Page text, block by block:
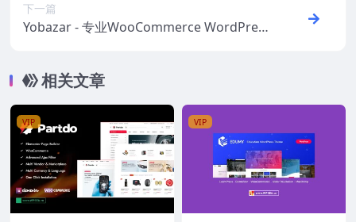
下一篇
Yobazar - 专业WooCommerce WordPres
相关文章
VIP VIP